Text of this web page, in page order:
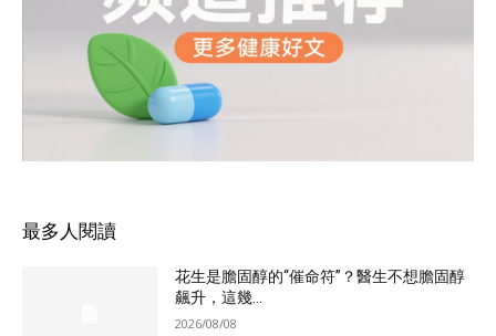
最多人閱讀
花生是膽固醇的“催命符”？醫生不想膽固醇
飆升，這幾...
2026/08/08